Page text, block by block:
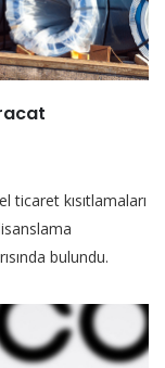
ticaret kısıtlamaları
bulundu.